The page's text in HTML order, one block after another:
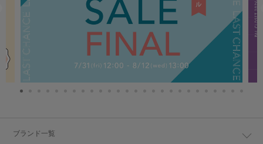
ブランド一覧